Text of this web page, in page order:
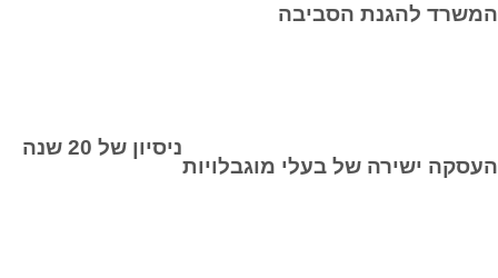
המשרד להגנת הסביבה
העסקה ישירה של בעלי מוגבלויות
ניסיון של 20 שנה